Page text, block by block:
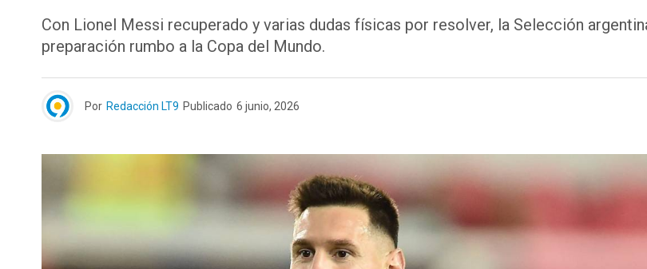
Con Lionel Messi recuperado y varias dudas físicas por resolver, la Selección
preparación rumbo a la Copa del Mundo.
Por Redacción LT9 Publicado 6 junio, 2026